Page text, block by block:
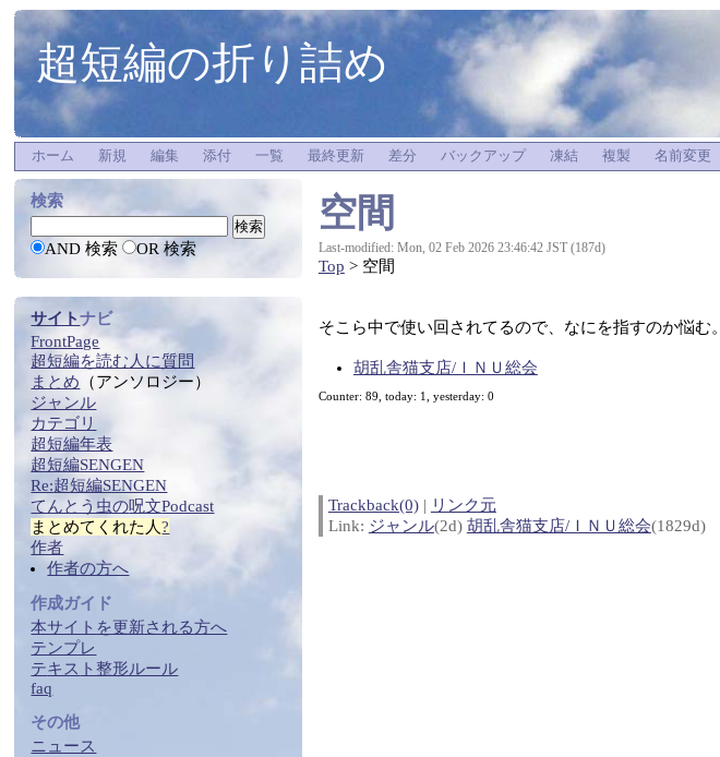
超短編の折り詰め
ホーム 新規 編集 添付 一覧 最終更新 差分 バックアップ 凍結 複製 名前変更
空間
Last-modified: Mon, 02 Feb 2026 23:46:42 JST (187d)
Top > 空間
そこら中で使い回されてるので、なにを指すのか悩む。
胡乱舎猫支店/ＩＮＵ総会
Counter: 89, today: 1, yesterday: 0
Trackback(0)| リンク元
Link: ジャンル(2d) 胡乱舎猫支店/ＩＮＵ総会(1829d)
検索
AND 検索 OR 検索
サイトナビ
FrontPage
超短編を読む 人に質問
まとめ （アンソロジー）
ジャンル
カテゴリ
超短編年表
超短編SENGEN
Re:超短編SENGEN
てんとう虫の呪文Podcast
まとめてくれた人?
作者
作者の方へ
作成ガイド
本サイトを更新される方へ
テンプレ
テキス ト整形ルール
faq
その他
ニュース